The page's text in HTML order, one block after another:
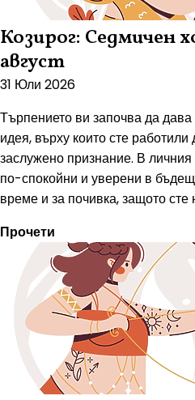
Козирог: Седмичен
август
31 Юли 2026
Търпението ви започва да дава
идея, върху които сте
заслужено признание. В
по-спокойни и уверени в
време и за почивка, защото сте
Прочети